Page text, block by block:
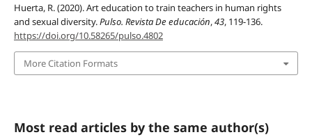
Huerta, R. (2020). Art education to train teachers in human rights
and sexual diversity.Pulso. Revista De educación,43, 119-136.
https://doi.org/10.58265/pulso.4802
More Citation Formats
Most read articles by the same author(s)